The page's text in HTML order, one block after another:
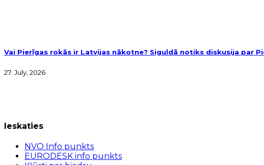
Vai Pierīgas rokās ir Latvijas nākotne? Siguldā notiks diskusija par
27. July, 2026
Ieskaties
NVO Info punkts
EURODESK info punkts